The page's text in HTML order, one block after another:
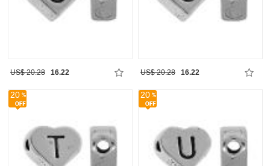
US$ 20.28 16.22 US$ 20.28 16.22
20 20